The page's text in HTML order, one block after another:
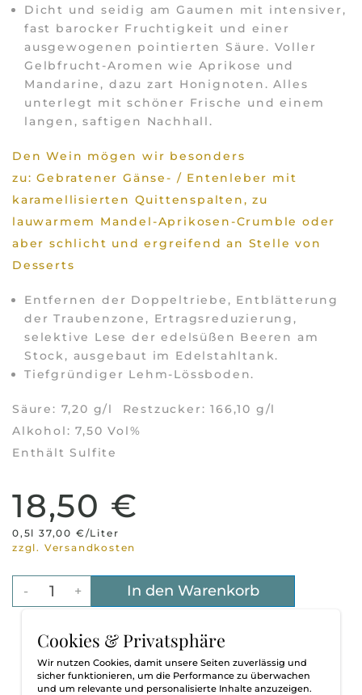
Dicht und seidig am Gaumen mit intensiver,
fast barocker Fruchtigkeit und einer
ausgewogenen pointierten Säure. Voller
Gelbfrucht-Aromen wie Aprikose und
Mandarine, dazu zart Honignoten. Alles
unterlegt mit schöner Frische und einem
langen, saftigen Nachhall.
Den Wein mögen wir besonders
zu: Gebratener Gänse- / Entenleber mit
karamellisierten Quittenspalten, zu
lauwarmem Mandel-Aprikosen-Crumble oder
aber schlicht und ergreifend an Stelle von
Desserts
Entfernen der Doppeltriebe, Entblätterung
der Traubenzone, Ertragsreduzierung,
selektive Lese der edelsüßen Beeren am
Stock, ausgebaut im Edelstahltank.
Tiefgründiger Lehm-Lössboden.
Säure: 7,20 g/l Restzucker: 166,10 g/l
Alkohol: 7,50 Vol%
Enthält Sulfite
18,50 €
0,5l 37,00 €/Liter
zzgl. Versandkosten
- + In den Warenkorb
Cookies & Privatsphäre
Wir nutzen Cookies, damit unsere Seiten zuverlässig und
sicher funktionieren, um die Performance zu überwachen
und um relevante und personalisierte Inhalte anzuzeigen.